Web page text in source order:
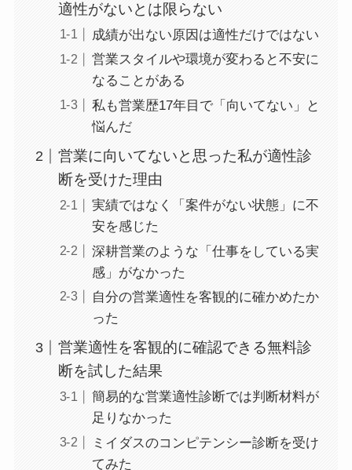
適性がないとは限らない
成績が出ない原因は適性だけではない
営業スタイルや環境が変わると不安に
なることがある
私も営業歴17年目で「向いてない」と
悩んだ
営業に向いてないと思った私が適性診
断を受けた理由
実績ではなく「案件がない状態」に不
安を感じた
深耕営業のような「仕事をしている実
感」がなかった
自分の営業適性を客観的に確かめたか
った
営業適性を客観的に確認できる無料診
断を試した結果
簡易的な営業適性診断では判断材料が
足りなかった
ミイダスのコンピテンシー診断を受け
てみた